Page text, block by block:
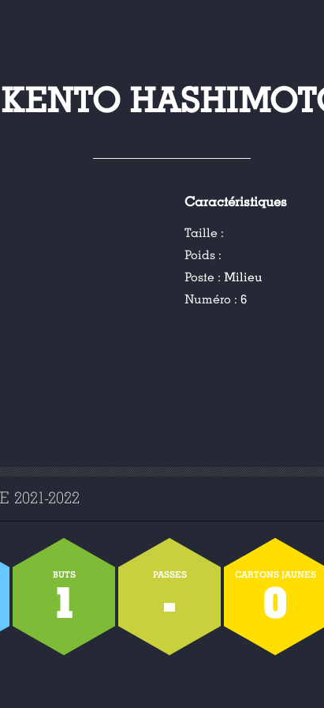
KENTO
Caractéristiques
Taille :
Poids :
Poste :Milieu
Numéro :6
2021-2022
BUTS
1
PASSES
-
CARTONS JAUNES
0